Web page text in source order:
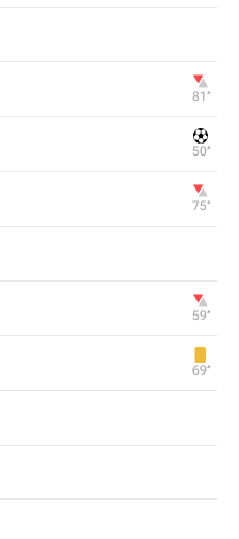
81‎’‎
50‎’‎
75‎’‎
59‎’‎
69‎’‎